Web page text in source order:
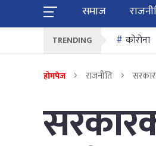
समाज
TRENDING कोरोना
होमपेज राजनीति